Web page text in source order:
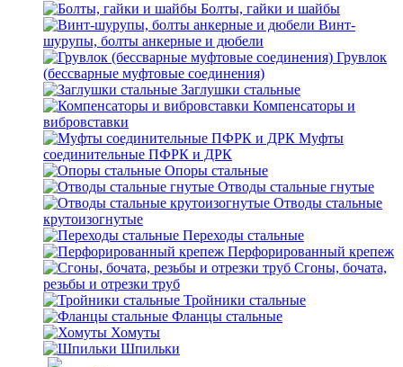
Болты, гайки и шайбы
Винт-
шурупы, болты анкерные и дюбели
Грувлок
(бессварные муфтовые соединения)
Заглушки стальные
Компенсаторы и
вибровставки
Муфты
соединительные ПФРК и ДРК
Опоры стальные
Отводы стальные гнутые
Отводы стальные
крутоизогнутые
Переходы стальные
Перфорированный крепеж
Сгоны, бочата,
резьбы и отрезки труб
Тройники стальные
Фланцы стальные
Хомуты
Шпильки